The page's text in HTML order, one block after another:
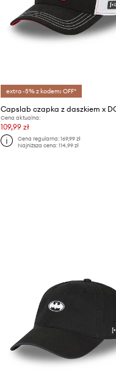
extra -5% z kodem: OFF*
Cena aktualna:
109,99 zł
Cena regularna: 169,99 zł
Najniższa cena: 114,99 zł